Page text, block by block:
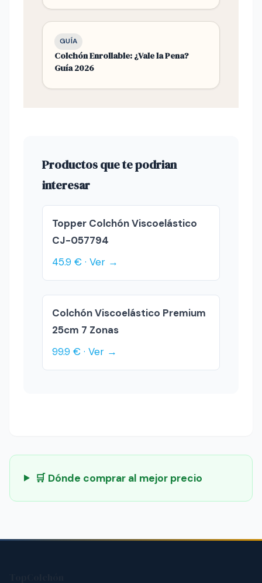
GUÍA
Colchón Enrollable: ¿Vale la Pena?
Guía 2026
Productos que te podrian
interesar
Topper Colchón Viscoelástico
CJ-057794
45.9 € · Ver →
Colchón Viscoelástico Premium
25cm 7 Zonas
99.9 € · Ver →
🛒 Dónde comprar al mejor precio